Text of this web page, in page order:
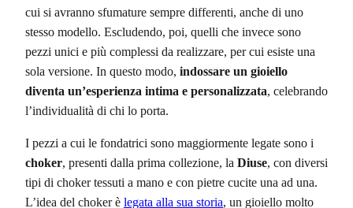
cui si avranno sfumature sempre differenti, anche di uno
stesso modello. Escludendo, poi, quelli che invece sono
pezzi unici e più complessi da realizzare, per cui esiste una
sola versione. In questo modo, indossare un gioiello
diventa un’esperienza intima e personalizzata, celebrando
l’individualità di chi lo porta.
I pezzi a cui le fondatrici sono maggiormente legate sono i
choker, presenti dalla prima collezione, la Diuse, con diversi
tipi di choker tessuti a mano e con pietre cucite una ad una.
L’idea del choker è legata alla sua storia, un gioiello molto